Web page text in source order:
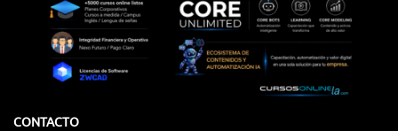
CONTACTO